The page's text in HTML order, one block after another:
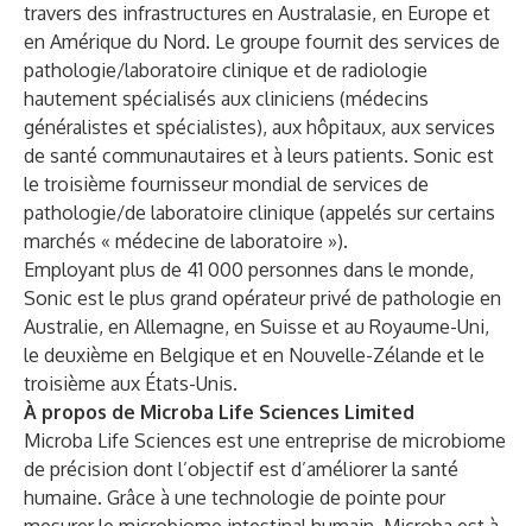
travers des infrastructures en Australasie, en Europe et
en Amérique du Nord. Le groupe fournit des services de
pathologie/laboratoire clinique et de radiologie
hautement spécialisés aux cliniciens (médecins
généralistes et spécialistes), aux hôpitaux, aux services
de santé communautaires et à leurs patients. Sonic est
le troisième fournisseur mondial de services de
pathologie/de laboratoire clinique (appelés sur certains
marchés « médecine de laboratoire »).
Employant plus de 41 000 personnes dans le monde,
Sonic est le plus grand opérateur privé de pathologie en
Australie, en Allemagne, en Suisse et au Royaume-Uni,
le deuxième en Belgique et en Nouvelle-Zélande et le
troisième aux États-Unis.
À propos de Microba Life Sciences Limited
Microba Life Sciences est une entreprise de microbiome
de précision dont l’objectif est d’améliorer la santé
humaine. Grâce à une technologie de pointe pour